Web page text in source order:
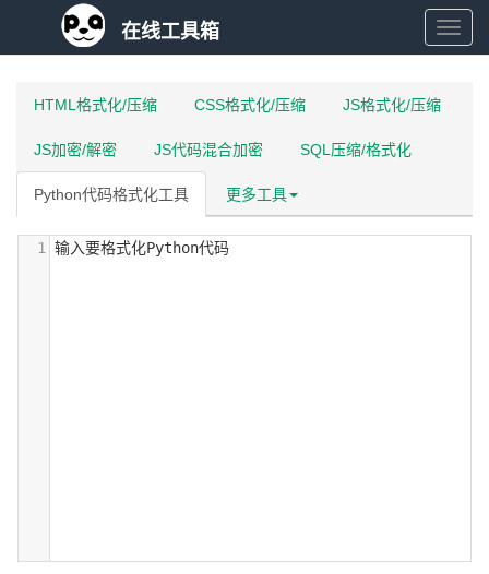
在
在线工具箱
HTML格式化/压缩 CSS格式化/压缩 JS格式化/压缩
JS加密/解密 JS代码混合加密 SQL压缩/格式化
Python代码格式化工具 更多工具
输入要格式化Python代码
1